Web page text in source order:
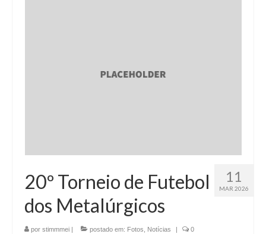
11
MAR 2026
20º Torneio de Futebol
dos Metalúrgicos
por stimmmei postado em: Fotos Notícias 0